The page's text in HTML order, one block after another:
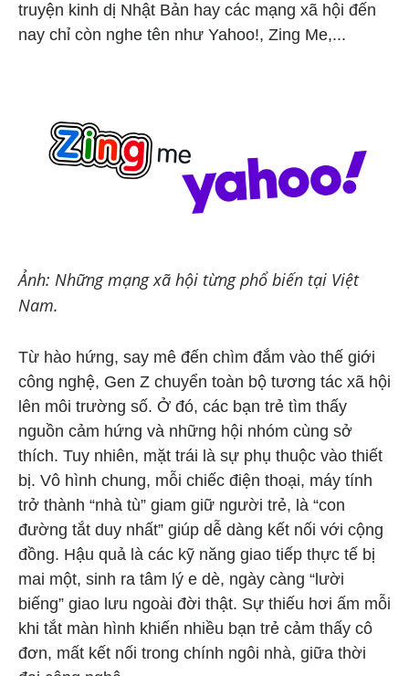
truyện kinh dị Nhật Bản hay các mạng xã hội đến
nay chỉ còn nghe tên như Yahoo!, Zing Me,...
Ảnh: Những mạng xã hội từng phổ biến tại Việt
Nam.
Từ hào hứng, say mê đến chìm đắm vào thế giới
công nghệ, Gen Z chuyển toàn bộ tương tác xã hội
lên môi trường số. Ở đó, các bạn trẻ tìm thấy
nguồn cảm hứng và những hội nhóm cùng sở
thích. Tuy nhiên, mặt trái là sự phụ thuộc vào thiết
bị. Vô hình chung, mỗi chiếc điện thoại, máy tính
trở thành “nhà tù” giam giữ người trẻ, là “con
đường tắt duy nhất” giúp dễ dàng kết nối với cộng
đồng. Hậu quả là các kỹ năng giao tiếp thực tế bị
mai một, sinh ra tâm lý e dè, ngày càng “lười
biếng” giao lưu ngoài đời thật. Sự thiếu hơi ấm mỗi
khi tắt màn hình khiến nhiều bạn trẻ cảm thấy cô
đơn, mất kết nối trong chính ngôi nhà, giữa thời